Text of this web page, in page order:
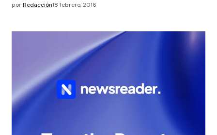
porRedacción18 febrero, 2016